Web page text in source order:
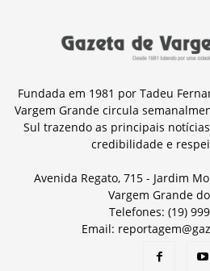
Fundada em 1981 por Tadeu
Vargem Grande circula
Sul trazendo as principais
credibilidade e
Avenida Regato, 715 - Jardim
Vargem Grande
Telefones: (19)
Email: